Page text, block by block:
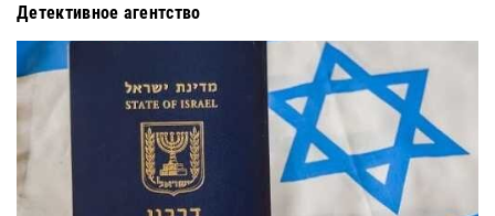
Детективное агентство